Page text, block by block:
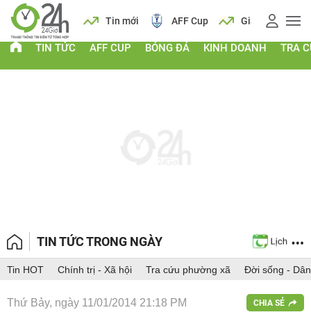
Lịch Tin mới AFF Cup Giá vàng
TIN TỨC AFF CUP BÓNG ĐÁ KINH DOANH TRA
TIN TỨC TRONG NGÀY
Tin HOT Chính trị - Xã hội Tra cứu phường xã Đời sống -
Thứ Bảy, ngày 11/01/2014 21:18 PM CHIA SẺ